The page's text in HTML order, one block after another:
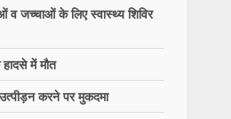
व जच्चाओं के लिए स्वास्थ्य शिविर
में मौत
करने पर मुकदमा